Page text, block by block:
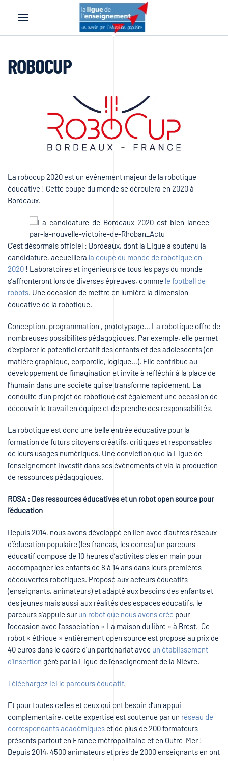
Accéder au contenu principal
ROBOCUP
La robocup 2020 est un événement majeur de la robotique
éducative ! Cette coupe du monde se déroulera en 2020 à
Bordeaux.
C’est désormais officiel : Bordeaux, dont la Ligue a soutenu la
candidature, accueillera la coupe du monde de robotique en
2020 ! Laboratoires et ingénieurs de tous les pays du monde
s’affronteront lors de diverses épreuves, comme le football de
robots. Une occasion de mettre en lumière la dimension
éducative de la robotique.
Conception, programmation , prototypage… La robotique offre de
nombreuses possibilités pédagogiques. Par exemple, elle permet
d’explorer le potentiel créatif des enfants et des adolescents (en
matière graphique, corporelle, logique…). Elle contribue au
développement de l’imagination et invite à réfléchir à la place de
l’humain dans une société qui se transforme rapidement. La
conduite d’un projet de robotique est également une occasion de
découvrir le travail en équipe et de prendre des responsabilités.
La robotique est donc une belle entrée éducative pour la
formation de futurs citoyens créatifs, critiques et responsables
de leurs usages numériques. Une conviction que la Ligue de
l’enseignement investit dans ses événements et via la production
de ressources pédagogiques.
ROSA : Des ressources éducatives et un robot open source pour
l’éducation
Depuis 2014, nous avons développé en lien avec d’autres réseaux
d’éducation populaire (les francas, les cemea) un parcours
éducatif composé de 10 heures d’activités clés en main pour
accompagner les enfants de 8 à 14 ans dans leurs premières
découvertes robotiques. Proposé aux acteurs éducatifs
(enseignants, animateurs) et adapté aux besoins des enfants et
des jeunes mais aussi aux réalités des espaces éducatifs, le
parcours s’appuie surun robot que nous avons crée pour
l’occasion avec l’association « La maison du libre » à Brest. Ce
robot « éthique » entièrement open source est proposé au prix de
40 euros dans le cadre d’un partenariat avec un établissement
d’insertion géré par la Ligue de l’enseignement de la Nièvre.
Téléchargez ici le parcours éducatif.
Et pour toutes celles et ceux qui ont besoin d’un appui
complémentaire, cette expertise est soutenue par un réseau de
correspondants académiques et de plus de 200 formateurs
présents partout en France métropolitaine et en Outre-Mer !
Depuis 2014, 4500 animateurs et près de 2000 enseignants en ont